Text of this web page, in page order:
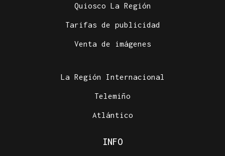
Quiosco La Región
Tarifas de publicidad
Venta de imágenes
La Región Internacional
Telemiño
Atlántico
INFO